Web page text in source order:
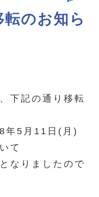
のお知ら
下記の通り移転
年5月11日(月)
て
なりましたので